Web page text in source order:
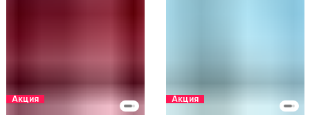
Акция Акция